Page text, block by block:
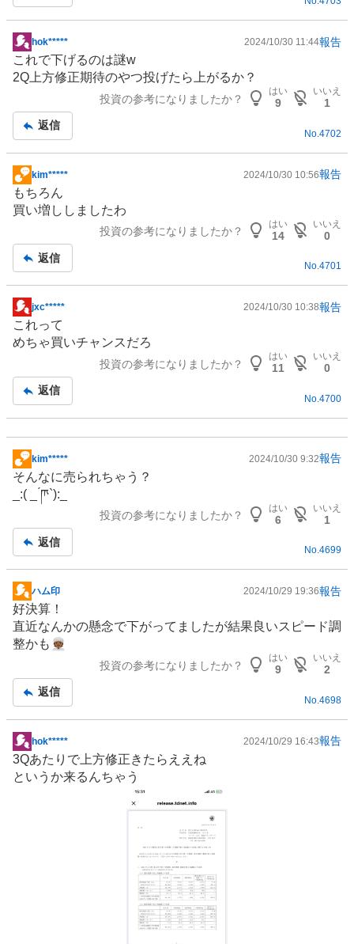
事
掲
示
板
hok***** 2024/10/30 11:44報告
これで下げるのは謎w
2Q上方修正期待のやつ投げたら上がるか？
投資の参考になりましたか？
はい
9
いいえ
1
返信
No. 4702
掲
示
板
kim***** 2024/10/30 10:56報告
もちろん
買い増ししましたわ
投資の参考になりましたか？
はい
14
いいえ
0
返信
No.4701
掲
示
板
jxc***** 2024/10/30 10:38報告
これって
めちゃ買いチャンスだろ
投資の参考になりましたか？
はい
11
いいえ
0
返信
No. 4700
掲
示
板
kim***** 2024/10/30 9:32報告
そんなに売られちゃう？
_:( _ ́ཫ`):_
投資の参考になりましたか？
はい
6
いいえ
1
返信
No.4699
掲
示
板
記
ハム印 2024/10/29 19:36報告
好決算！
直近なんかの懸念で下がってましたが結果良いスピード調
整かも👳🏾
投資の参考になりましたか？
はい
9
いいえ
2
返信
No. 4698
掲
示
板
hok***** 2024/10/29 16:43報告
3Qあたりで上方修正きたらええね
というか来るんちゃう